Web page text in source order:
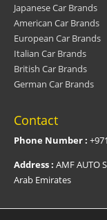
Japanese Car Brands
American Car Brands
European Car Brands
Italian Car Brands
British Car Brands
German Car Brands
Contact
Phone Number :
Address : AMF AUTO
Arab Emirates